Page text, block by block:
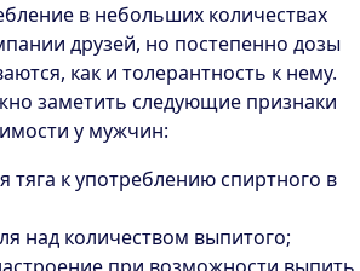
в небольших количествах
друзей, но постепенно дозы
как и толерантность к нему.
заметить следующие признаки
у мужчин:
тяга к употреблению спиртного в
над количеством выпитого;